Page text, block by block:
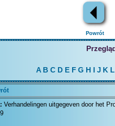
Powrót
A B C D EFG H J K L
Verhandelingen uitgegeven door het